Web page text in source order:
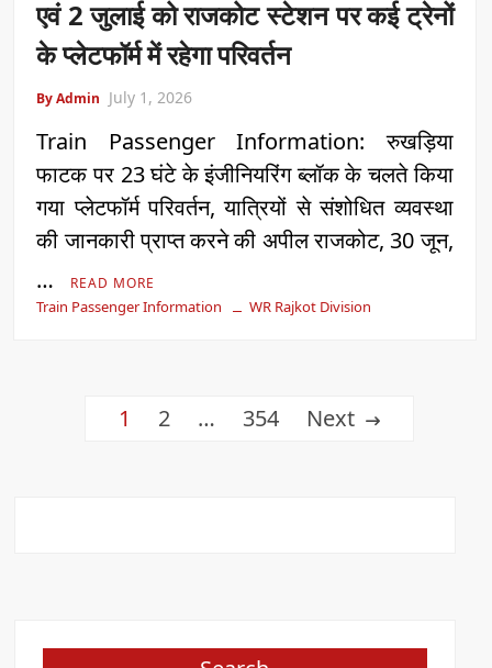
एवं 2 जुलाई को राजकोट स्टेशन पर कई ट्रेनों
के प्लेटफॉर्म में रहेगा परिवर्तन
By Admin July 1, 2026
Train Passenger Information: रुखड़िया
फाटक पर 23 घंटे के इंजीनियरिंग ब्लॉक के चलते किया
गया प्लेटफॉर्म परिवर्तन, यात्रियों से संशोधित व्यवस्था
की जानकारी प्राप्त करने की अपील राजकोट, 30 जून,
…
READ MORE
Train Passenger Information WR Rajkot Division
1 2 … 354 Next